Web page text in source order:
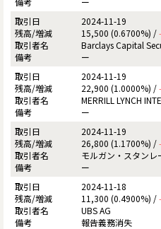
2024-11-19
15,500 (0.6700%) /
Barclays Capital
ー
2024-11-19
22,900 (1.0000%) /
MERRILL LYNCH
ー
2024-11-19
26,800 (1.1700%) /
モルガン・スタンレ
ー
2024-11-18
11,300 (0.4900%) /
UBS AG
報告義務消失